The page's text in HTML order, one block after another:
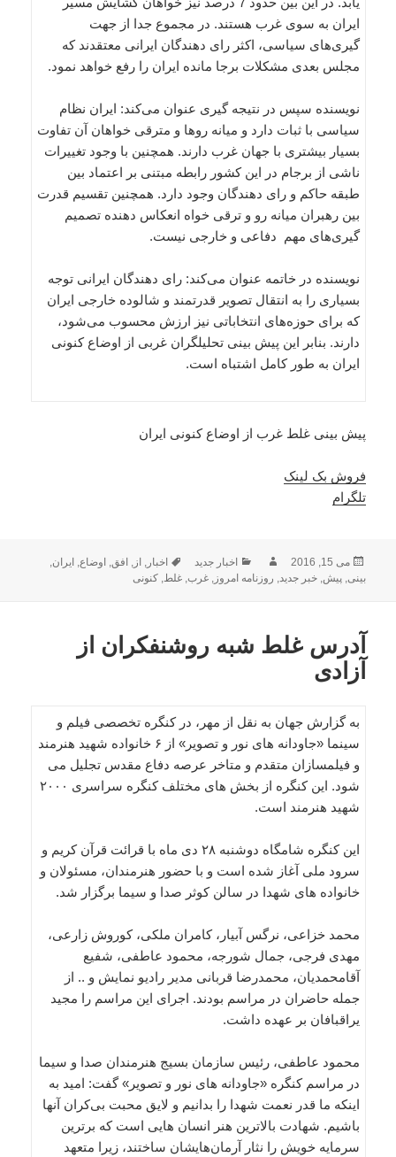
ایران به سوی غرب هستند. در مجموع جدا از جهت
گیری‌های سیاسی، اکثر رای دهندگان ایرانی معتقدند که
مجلس بعدی مشکلات برجا مانده ایران را رفع خواهد نمود.
نویسنده سپس در نتیجه گیری عنوان می‌کند: ایران نظام
سیاسی با ثبات دارد و میانه روها و مترقی خواهان آن تفاوت
بسیار بیشتری با جهان غرب دارند. همچنین با وجود تغییرات
ناشی از برجام در این کشور رابطه مبتنی بر اعتماد بین
طبقه حاکم و رای دهندگان وجود دارد. همچنین تقسیم قدرت
بین رهبران میانه رو و ترقی خواه انعکاس دهنده تصمیم‌
گیری‌های مهم دفاعی و خارجی نیست.
نویسنده در خاتمه عنوان می‌کند: رای دهندگان ایرانی توجه
بسیاری را به انتقال تصویر قدرتمند و شالوده خارجی ایران
که برای حوزه‌های انتخاباتی نیز ارزش محسوب می‌شود،
دارند. بنابر این پیش بینی تحلیلگران غربی از اوضاع کنونی
ایران به طور کامل اشتباه است.
پیش بینی غلط غرب از اوضاع کنونی ایران
فروش بک لینک
تلگرام
ارسال
شده
می 15, 2016 نویسندهدسته‌ها
اخبار جدید برچسب‌ها
اخبار, از, افق, اوضاع, ایران,
بینی,پیش,خبر جدید, روزنامه امروز,غرب,غلط,کنونی
آدرس غلط شبه روشنفکران از
آزادی
به گزارش جهان به نقل از مهر، در کنگره تخصصی فیلم و
سینما «جاودانه های نور و تصویر» از ۶ خانواده شهید هنرمند
و فیلمسازان متقدم و متاخر عرصه دفاع مقدس تجلیل می
شود. این کنگره از بخش های مختلف کنگره سراسری ۲۰۰۰
شهید هنرمند است.
این کنگره شامگاه دوشنبه ۲۸ دی ماه با قرائت قرآن کریم و
سرود ملی آغاز شده است و با حضور هنرمندان، مسئولان و
خانواده های شهدا در سالن کوثر صدا و سیما برگزار شد.
محمد خزاعی، نرگس آبیار، کامران ملکی، کوروش زارعی،
مهدی فرجی، جمال شورجه، محمود عاطفی، شفیع
آقامحمدیان، محمدرضا قربانی مدیر رادیو نمایش و .. از
جمله حاضران در مراسم بودند. اجرای این مراسم را مجید
یراقبافان بر عهده داشت.
محمود عاطفی، رئیس سازمان بسیج هنرمندان صدا و سیما
در مراسم کنگره «جاودانه های نور و تصویر» گفت: امید به
اینکه ما قدر نعمت شهدا را بدانیم و لایق محبت بی‌کران آنها
باشیم. شهادت بالاترین هنر انسان هایی است که برترین
سرمایه خویش را نثار آرمان‌هایشان ساختند، زیرا متعهد